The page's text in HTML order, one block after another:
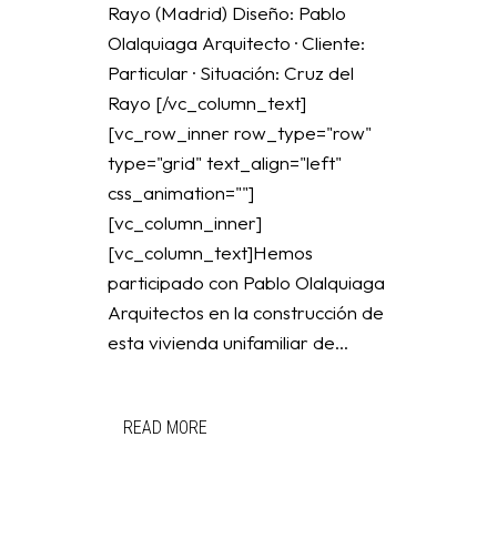
Rayo (Madrid) Diseño: Pablo
Olalquiaga Arquitecto · Cliente:
Particular · Situación: Cruz del
Rayo [/vc_column_text]
[vc_row_inner row_type="row"
type="grid" text_align="left"
css_animation=""]
[vc_column_inner]
[vc_column_text]Hemos
participado con Pablo Olalquiaga
Arquitectos en la construcción de
esta vivienda unifamiliar de...
READ MORE